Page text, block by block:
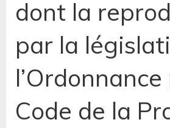
dont la
par la
Code de la